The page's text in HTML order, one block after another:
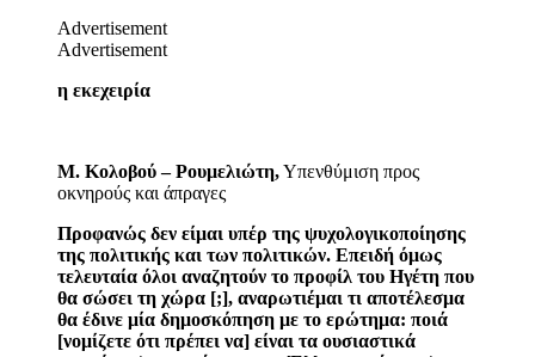
Advertisement
Advertisement
η εκεχειρία
Μ. Κολοβού – Ρουμελιώτη,Υπενθύμιση προς
οκνηρούς και άπραγες
Προφανώς δεν είμαι υπέρ της ψυχολογικοποίησης
της πολιτικής και των πολιτικών. Επειδή όμως
τελευταία όλοι αναζητούν το προφίλ του Ηγέτη που
θα σώσει τη χώρα [;], αναρωτιέμαι τι αποτέλεσμα
θα έδινε μία δημοσκόπηση με το ερώτημα: ποιά
[νομίζετε ότι πρέπει να] είναι τα ουσιαστικά